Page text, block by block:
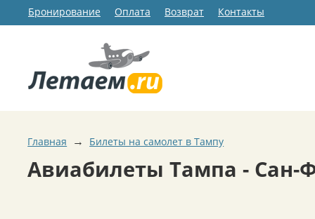
Бронирование Оплата Возврат Контакты
Главная → Билеты на самолет в Тампу
Авиабилеты Тампа - Сан-